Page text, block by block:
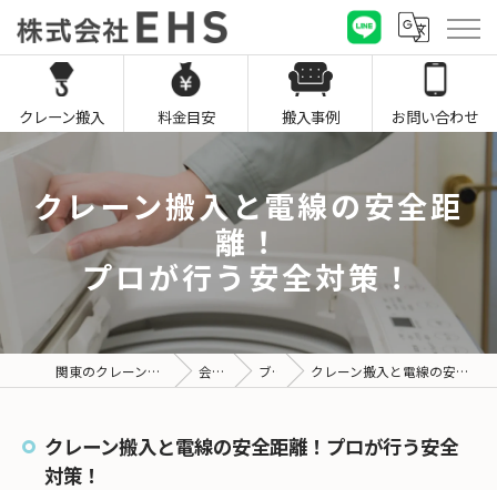
クレーン搬入 料金目安 搬入事例 お問い合わせ
クレーン搬入と電線の安全距
離！
プロが行う安全対策！
関東のクレーン搬入なら株式会社EHS 会社概要 ブログ クレーン搬入と電線の安全距離！プロが行う安全対策！
クレーン搬入と電線の安全距離！プロが行う安全
対策！